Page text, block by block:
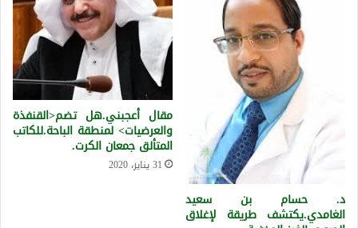
د. حسام بن سعيد
الغامدي.يكتشف طريقة لإغلاق
مقال أعجبني.هل تضم<القنفذة
والعرضيات> لمنطقة الباحة.للكاتب
المتألق جمعان الكرت.
31 يناير، 2020